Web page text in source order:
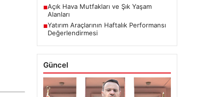
■Açık Hava Mutfakları ve Şık Yaşam
Alanları
■Yatırım Araçlarının Haftalık Performansı
Değerlendirmesi
Güncel